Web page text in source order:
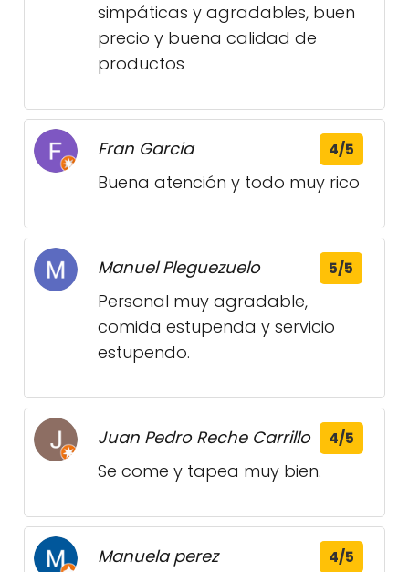
simpáticas y agradables, buen
precio y buena calidad de
productos
Fran Garcia 4/5
Buena atención y todo muy rico
Manuel Pleguezuelo 5/5
Personal muy agradable,
comida estupenda y servicio
estupendo.
Juan Pedro Reche Carrillo 4/5
Se come y tapea muy bien.
Manuela perez 4/5